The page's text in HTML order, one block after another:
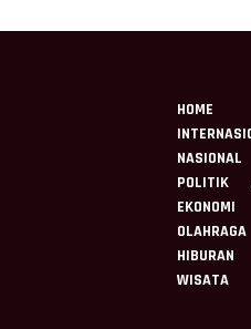
HOME
NASIONAL
POLITIK
EKONOMI
OLAHRAGA
HIBURAN
WISATA